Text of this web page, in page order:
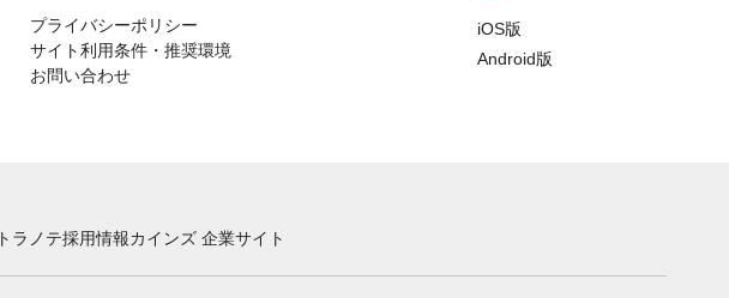
プライバシーポリシー
サイト利用条件・推奨環境
お問い合わせ
iOS版
Android版
トラノテ採用情報カインズ 企業サイト